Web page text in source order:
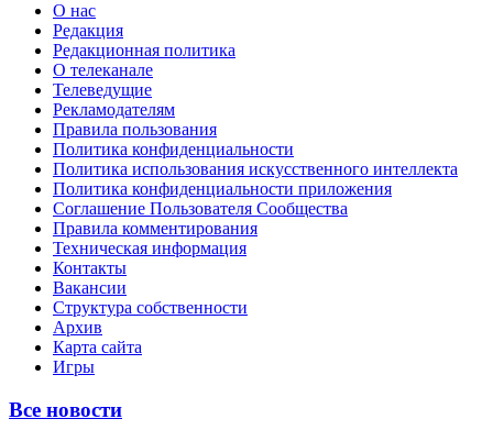
О нас
Редакция
Редакционная политика
О телеканале
Телеведущие
Рекламодателям
Правила пользования
Политика конфиденциальности
Политика использования искусственного интеллекта
Политика конфиденциальности приложения
Соглашение Пользователя Сообщества
Правила комментирования
Техническая информация
Контакты
Вакансии
Структура собственности
Архив
Карта сайта
Игры
Все новости